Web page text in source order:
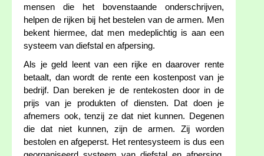
mensen die het bovenstaande onderschrijven,
helpen de rijken bij het bestelen van de armen. Men
bekent hiermee, dat men medeplichtig is aan een
systeem van diefstal en afpersing.
Als je geld leent van een rijke en daarover rente
betaalt, dan wordt de rente een kostenpost van je
bedrijf. Dan bereken je de rentekosten door in de
prijs van je produkten of diensten. Dat doen je
afnemers ook, tenzij ze dat niet kunnen. Degenen
die dat niet kunnen, zijn de armen. Zij worden
bestolen en afgeperst. Het rentesysteem is dus een